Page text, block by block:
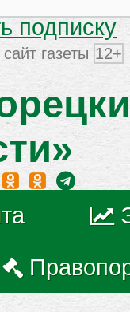
подписку
газеты 12+